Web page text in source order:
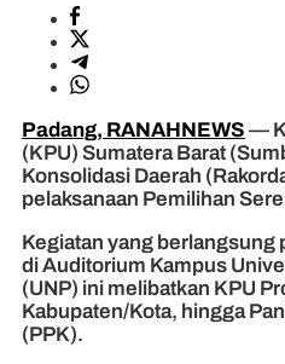
Padang, RANAHNEWS —
(KPU) Sumatera Barat
Konsolidasi Daerah
pelaksanaan Pemilihan
Kegiatan yang berlangsung
di Auditorium Kampus
(UNP) ini melibatkan KPU
Kabupaten/Kota, hingga
(PPK).